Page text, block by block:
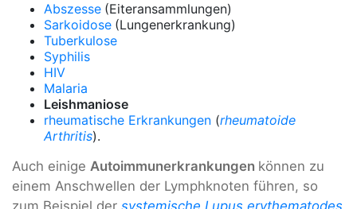
Abszesse (Eiteransammlungen)
Sarkoidose (Lungenerkrankung)
Tuberkulose
Syphilis
HIV
Malaria
Leishmaniose
rheumatische Erkrankungen (rheumatoide
Arthritis).
Auch einige Autoimmunerkrankungen können zu
einem Anschwellen der Lymphknoten führen, so